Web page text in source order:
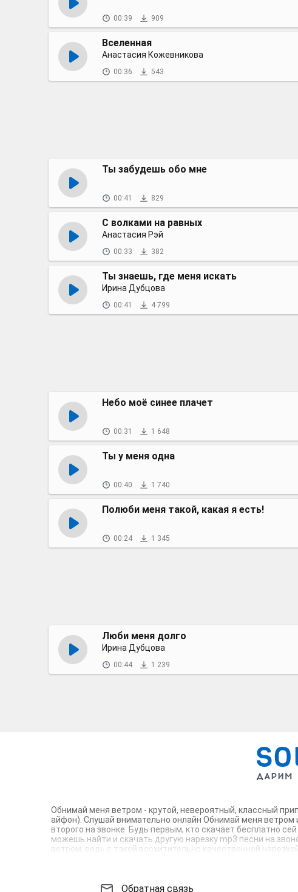
00:39 909
Вселенная
Анастасия Кожевникова
00:36 543
Ты забудешь обо мне
00:41 829
С волками на равных
Анастасия Рэй
00:33 382
Ты знаешь, где меня искать
Ирина Дубцова
00:41 4 799
Небо моё синее плачет
00:31 1 648
Ты у меня одна
00:40 1 740
Полюби меня такой, какая я есть!
00:24 1 345
Люби меня долго
Ирина Дубцова
00:44 1 239
Обнимай меня ветром - крутой, невероятный, классный
айфон). Слушай внимательно онлайн Обнимай меня ветром
второго на звонке. Будь первым, кто скачает бесплатно
можешь найти и скачать другую нарезку mp3 песни на
ветром, ведь с такой восхитительно качественной
Обратная связь